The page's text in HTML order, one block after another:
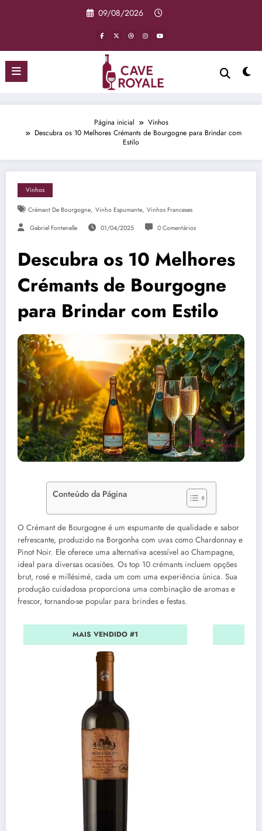
09/08/2026
Página inicial
Vinhos
Descubra os 10 Melhores Crémants de Bourgogne para Brindar com
Estilo
Vinhos
Crémant De Bourgogne, Vinho Espumante, Vinhos Franceses
Gabriel Fontenelle 01/04/2025 0 Comentários
Descubra os 10 Melhores
Crémants de Bourgogne
para Brindar com Estilo
Conteúdo da Página
O Crémant de Bourgogne é um espumante de qualidade e sabor
refrescante, produzido na Borgonha com uvas como Chardonnay e
Pinot Noir. Ele oferece uma alternativa acessível ao Champagne,
ideal para diversas ocasiões. Os top 10 crémants incluem opções
brut, rosé e millésimé, cada um com uma experiência única. Sua
produção cuidadosa proporciona uma combinação de aromas e
frescor, tornando-se popular para brindes e festas.
MAIS VENDIDO #1